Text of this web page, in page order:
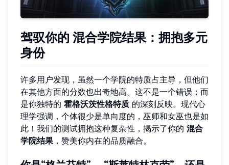
驾驭你的 混合学院结果：拥抱多元
身份
许多用户发现，虽然一个学院的特质占主导，但他们
在其他方面的分数也出奇地高。这不是一个错误；而
是你独特的 霍格沃茨性格特质 的深刻反映。现代心
理学强调，个体很少是单向度的，巫师和女巫也是如
此！我们的测试拥抱这种复杂性，揭示了你的 混合
学院结果，赞美你内在的品质融合。